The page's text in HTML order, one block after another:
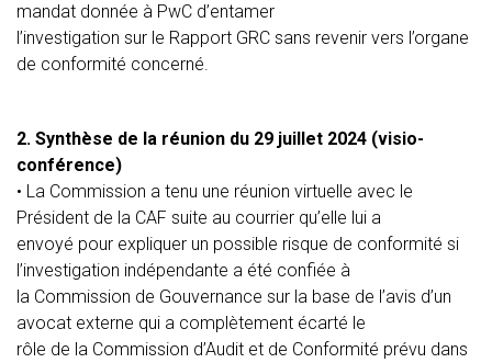
mandat donnée à PwC d’entamer
l’investigation sur le Rapport GRC sans revenir vers l’organe
de conformité concerné.
2. Synthèse de la réunion du 29 juillet 2024 (visio-
conférence)
• La Commission a tenu une réunion virtuelle avec le
Président de la CAF suite au courrier qu’elle lui a
envoyé pour expliquer un possible risque de conformité si
l’investigation indépendante a été confiée à
la Commission de Gouvernance sur la base de l’avis d’un
avocat externe qui a complètement écarté le
rôle de la Commission d’Audit et de Conformité prévu dans